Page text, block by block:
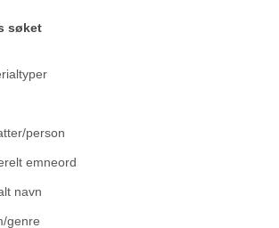
søket
person
emneord
navn
genre